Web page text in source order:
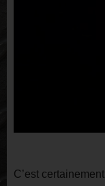
C’est